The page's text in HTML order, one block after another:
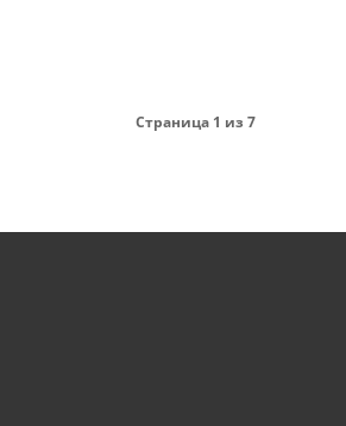
Страница 1 из 7